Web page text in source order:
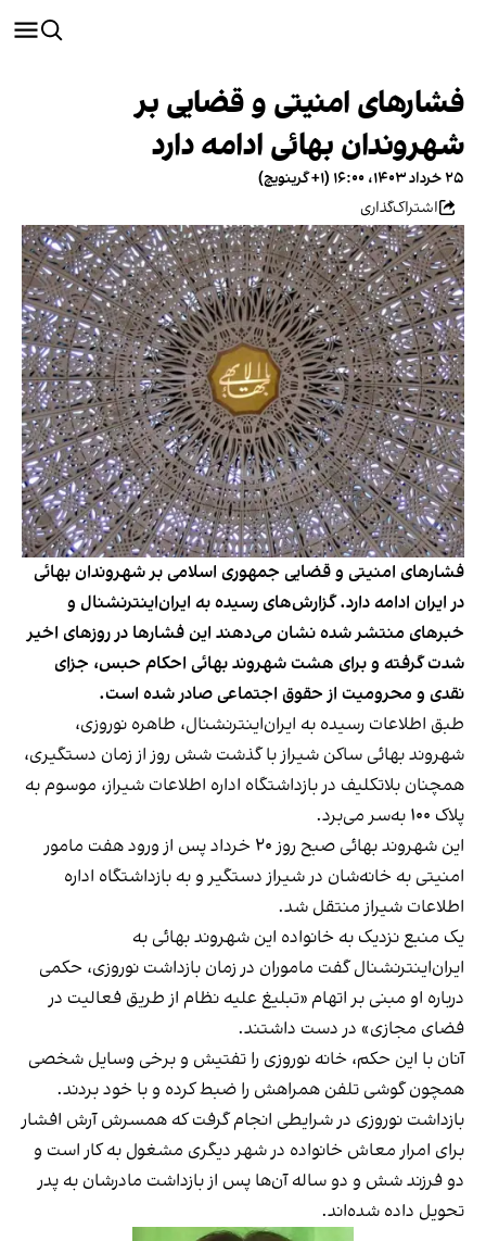
فشارهای امنیتی و قضایی بر
شهروندان بهائی ادامه دارد
۲۵ خرداد ۱۴۰۳، ۱۶:۰۰ (‎+۱ گرینویچ)
اشتراک‌گذاری
فشارهای امنیتی و قضایی جمهوری اسلامی بر شهروندان بهائی
در ایران ادامه دارد. گزارش‌های رسیده به ایران‌اینترنشنال و
خبرهای منتشر شده نشان می‌دهند این فشارها در روزهای اخیر
شدت گرفته و برای هشت شهروند بهائی احکام حبس، جزای
نقدی و محرومیت از حقوق اجتماعی صادر شده است.
طبق اطلاعات رسیده به ایران‌اینترنشنال، طاهره نوروزی،
شهروند بهائی ساکن شیراز با گذشت شش روز از زمان دستگیری،
همچنان بلاتکلیف در بازداشتگاه اداره اطلاعات شیراز، موسوم به
پلاک ۱۰۰ به‌سر می‌برد.
این شهروند بهائی صبح روز ۲۰ خرداد پس از ورود هفت مامور
امنیتی به خانه‌شان در شیراز دستگیر و به بازداشتگاه اداره
اطلاعات شیراز منتقل شد.
یک منبع نزدیک به خانواده این شهروند بهائی به
ایران‌اینترنشنال گفت ماموران در زمان بازداشت نوروزی، حکمی
درباره او مبنی بر اتهام «تبلیغ علیه نظام از طریق فعالیت در
فضای مجازی» در دست داشتند.
آنان با این حکم، خانه نوروزی را تفتیش و برخی وسایل شخصی
همچون گوشی تلفن همراهش را ضبط کرده و با خود بردند.
بازداشت نوروزی در شرایطی انجام گرفت که همسرش آرش افشار
برای امرار معاش خانواده در شهر دیگری مشغول به کار است و
دو فرزند شش و دو ساله آن‌ها پس از بازداشت مادرشان به پدر
تحویل داده شده‌اند.